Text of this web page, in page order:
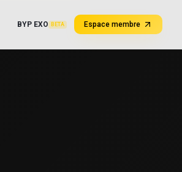
BYP EXO BETA Espace membre